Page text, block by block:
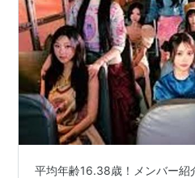
平均年齢16.38歳！メンバー紹